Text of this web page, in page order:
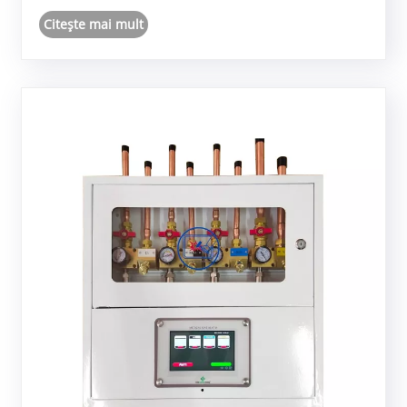
considerentele de siguranță și......
Citeşte mai mult